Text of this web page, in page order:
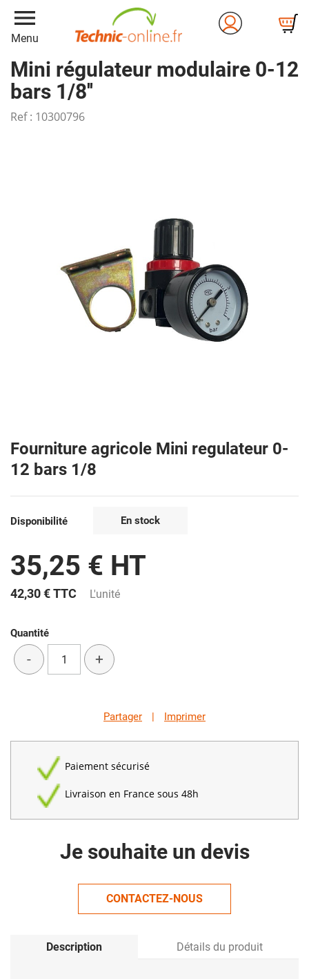
menu
Menu
Mini régulateur modulaire 0-12
bars 1/8''
Ref : 10300796
Fourniture agricole Mini regulateur 0-
12 bars 1/8
Disponibilité En stock
35,25 € HT
42,30 €TTC L'unité
Quantité
- +
Partager | Imprimer
Paiement sécurisé
Livraison en France sous 48h
Je souhaite un devis
CONTACTEZ-NOUS
Description Détails du produit